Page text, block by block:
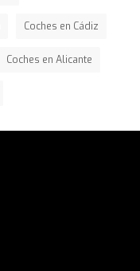
Coches en Cádiz
Coches en Alicante